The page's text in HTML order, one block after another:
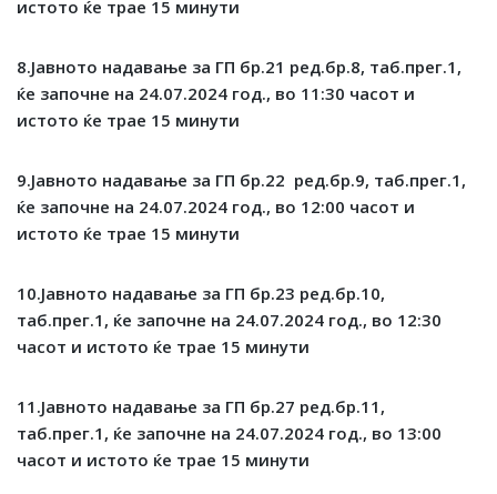
истото ќе трае 15 минути
8.Јавното надавање за ГП бр.21 ред.бр.8, таб.прег.1,
ќе започне на 24.07.2024 год., во 11 :30 часот и
истото ќе трае 15 минути
9.Јавното надавање за ГП бр.22 ред.бр.9, таб.прег.1,
ќе започне на 24.07.2024 год., во 12:00 часот и
истото ќе трае 15 минути
10.Јавното надавање за ГП бр.23 ред.бр.10,
таб.прег.1, ќе започне на 24.07.2024 год., во 12:30
часот и истото ќе трае 15 минути
1 1 .Јавното надавање за ГП бр.27 ред.бр.1 1 ,
таб.прег.1, ќе започне на 24.07.2024 год., во 13:00
часот и истото ќе трае 15 минути